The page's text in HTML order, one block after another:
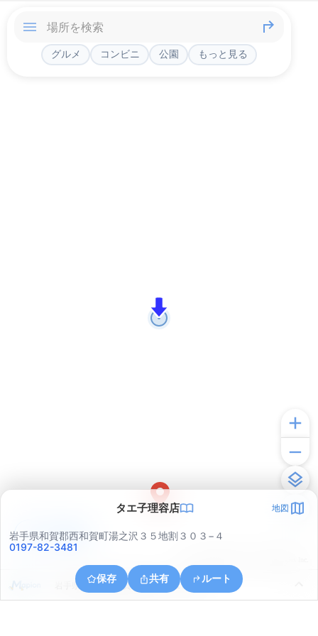
グルメ コンビニ 公園 もっと見る
タエ子理容店 地図
岩手県和賀郡西和賀町湯之沢３５地割３０３−４
0197-82-3481
保存 共有 ルート
岩手県和賀郡西和賀町湯之沢３１地割
アプリで見る